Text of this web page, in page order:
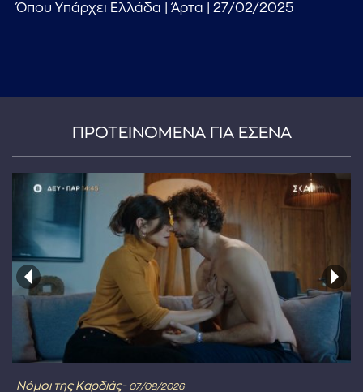
Όπου Υπάρχει Ελλάδα | Άρτα | 27/02/2025
ΠΡΟΤΕΙΝΟΜΕΝΑ ΓΙΑ ΕΣΕΝΑ
Νόμοι της Καρδιάς- 07/08/2026